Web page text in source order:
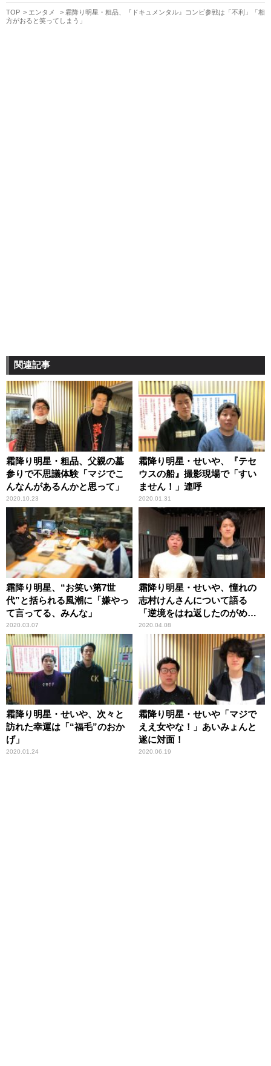
TOP エンタメ
霜降り明星・粗品、『ドキュメンタル』コンビ参戦は「不利」「相
方がおると笑ってしまう」
関連記事
霜降り明星・粗品、父親の墓
参りで不思議体験「マジでこ
んなんがあるんかと思って」
2020.10.23
霜降り明星・せいや、『テセ
ウスの船』撮影現場で「すい
ません！」連呼
2020.01.31
霜降り明星、“お笑い第7世
代”と括られる風潮に「嫌やっ
て言ってる、みんな」
2020.03.07
霜降り明星・せいや、憧れの
志村けんさんについて語る
「逆境をはね返したのがめっ
ちゃ好き」
2020.04.08
霜降り明星・せいや、次々と
訪れた幸運は「“福毛”のおか
げ」
2020.01.24
霜降り明星・せいや「マジで
ええ女やな！」あいみょんと
遂に対面！
2020.06.19